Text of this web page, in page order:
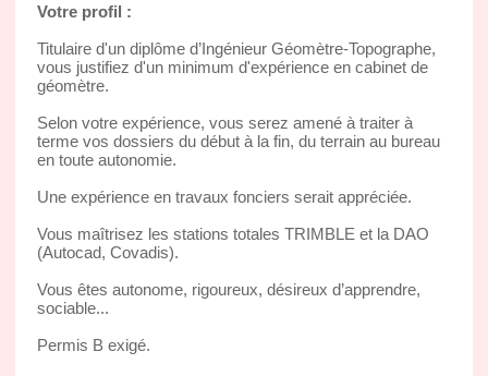
Votre profil :
Titulaire d'un diplôme d’Ingénieur Géomètre-Topographe,
vous justifiez d'un minimum d'expérience en cabinet de
géomètre.
Selon votre expérience, vous serez amené à traiter à
terme vos dossiers du début à la fin, du terrain au bureau
en toute autonomie.
Une expérience en travaux fonciers serait appréciée.
Vous maîtrisez les stations totales TRIMBLE et la DAO
(Autocad, Covadis).
Vous êtes autonome, rigoureux, désireux d’apprendre,
sociable...
Permis B exigé.